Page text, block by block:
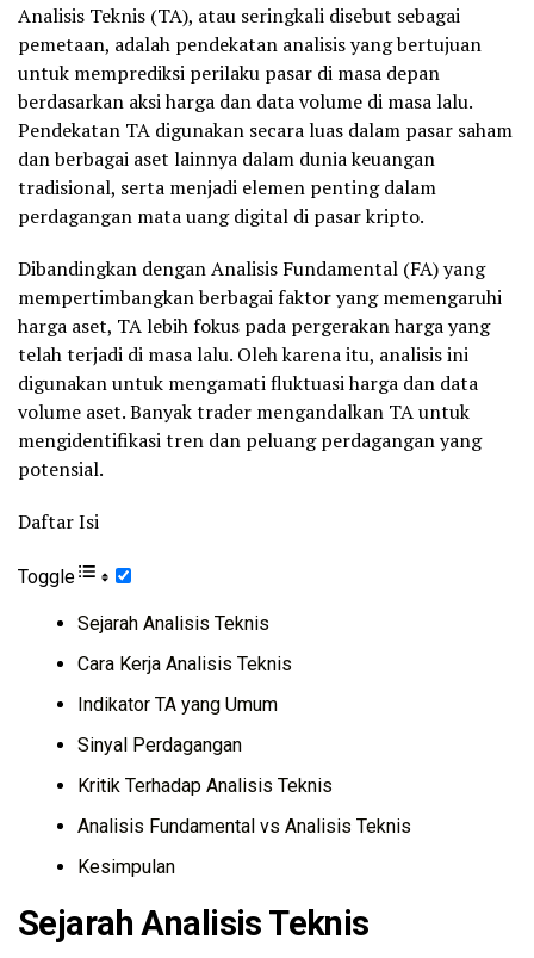
Analisis Teknis (TA), atau seringkali disebut sebagai
pemetaan, adalah pendekatan analisis yang bertujuan
untuk memprediksi perilaku pasar di masa depan
berdasarkan aksi harga dan data volume di masa lalu.
Pendekatan TA digunakan secara luas dalam pasar saham
dan berbagai aset lainnya dalam dunia keuangan
tradisional, serta menjadi elemen penting dalam
perdagangan mata uang digital di pasar kripto.
Dibandingkan dengan Analisis Fundamental (FA) yang
mempertimbangkan berbagai faktor yang memengaruhi
harga aset, TA lebih fokus pada pergerakan harga yang
telah terjadi di masa lalu. Oleh karena itu, analisis ini
digunakan untuk mengamati fluktuasi harga dan data
volume aset. Banyak trader mengandalkan TA untuk
mengidentifikasi tren dan peluang perdagangan yang
potensial.
Daftar Isi
Toggle
Sejarah Analisis Teknis
Cara Kerja Analisis Teknis
Indikator TA yang Umum
Sinyal Perdagangan
Kritik Terhadap Analisis Teknis
Analisis Fundamental vs Analisis Teknis
Kesimpulan
Sejarah Analisis Teknis